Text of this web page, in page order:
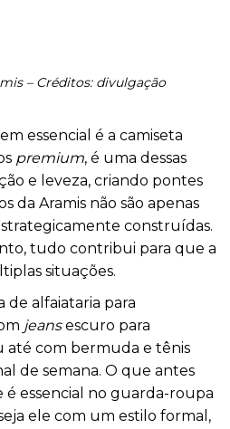
– Créditos: divulgação
essencial é a camiseta
premium, é uma dessas
e leveza, criando pontes
da Aramis não são apenas
construídas.
tudo contribui para que a
situações.
de alfaiataria para
jeansescuro para
até com bermuda e tênis
de semana. O que antes
é essencial no guarda-roupa
ele com um estilo formal,